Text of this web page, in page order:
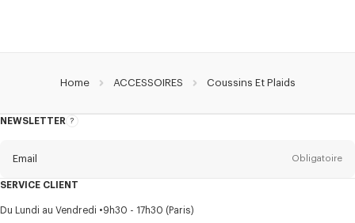
Home ACCESSOIRES Coussins Et Plaids
NEWSLETTER
A
Email Obligatoire
Titre Obligatoire
SERVICE CLIENT
Du Lundi au Vendredi 9h30 - 17h30 (Paris)